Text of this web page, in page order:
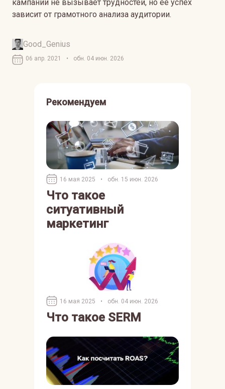
кампании не вызывает трудностей, но ее успех
зависит от грамотного анализа аудитории.
Good_Genius
06 апр. 2021 • обн. 04 июн. 2026
Рекомендуем
16 мая 2025 • обн. 15 июн. 2026
Что такое
ситуативный
маркетинг
16 мая 2025 • обн. 04 июн. 2026
Что такое SERM